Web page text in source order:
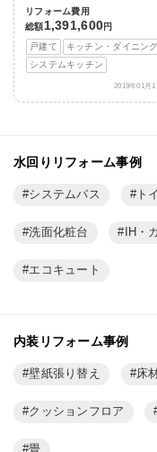
リフォーム費用
総額1,391,600円
戸建て
キッチン・ダイニング
システムキッチン
2019年01月
水回りリフォーム事例
システムバス ト
洗面化粧台 IH・
エコキュート
内装リフォーム事例
壁紙張り替え 床
クッションフロア
畳